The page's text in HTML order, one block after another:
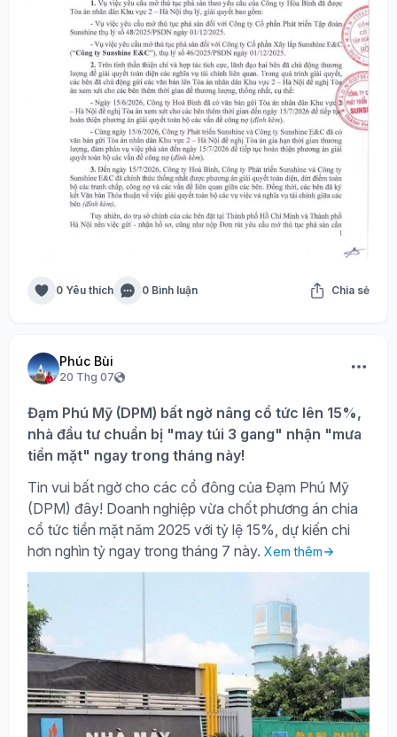
0 Yêu thích 0 Bình luận Chia sẻ
Phúc Bùi
20 Thg 07
Đạm Phú Mỹ (DPM) bất ngờ nâng cổ tức lên 15%,
nhà đầu tư chuẩn bị "may túi 3 gang" nhận "mưa
tiền mặt" ngay trong tháng này!
Tin vui bất ngờ cho các cổ đông của Đạm Phú Mỹ
(DPM) đây! Doanh nghiệp vừa chốt phương án chia
cổ tức tiền mặt năm 2025 với tỷ lệ 15%, dự kiến chi
hơn nghìn tỷ ngay trong tháng 7 này. Xem thêm